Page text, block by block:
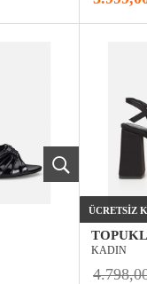
KADIN
ÜCRETSIZ